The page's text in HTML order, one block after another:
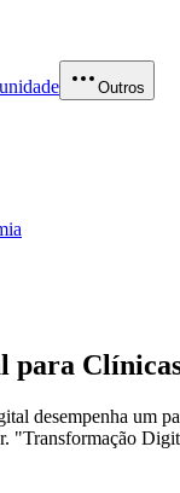
Outros
para
desempenha um
"Transformação